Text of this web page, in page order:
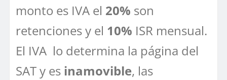
monto es IVA el 20% son
retenciones y el 10% ISR mensual.
El IVA lo determina la página del
SAT y es inamovible, las